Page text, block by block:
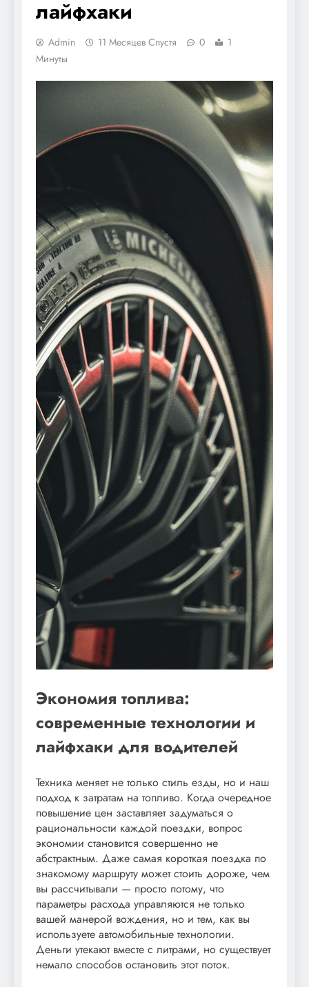
лайфхаки
Admin 11 Месяцев Спустя 0
1
Минуты
Экономия топлива:
современные технологии и
лайфхаки для водителей
Техника меняет не только стиль езды, но и наш
подход к затратам на топливо. Когда очередное
повышение цен заставляет задуматься о
рациональности каждой поездки, вопрос
экономии становится совершенно не
абстрактным. Даже самая короткая поездка по
знакомому маршруту может стоить дороже, чем
вы рассчитывали — просто потому, что
параметры расхода управляются не только
вашей манерой вождения, но и тем, как вы
используете автомобильные технологии.
Деньги утекают вместе с литрами, но существует
немало способов остановить этот поток.